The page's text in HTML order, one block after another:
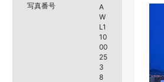
写真番号
A
W
L1
10
00
25
3
8